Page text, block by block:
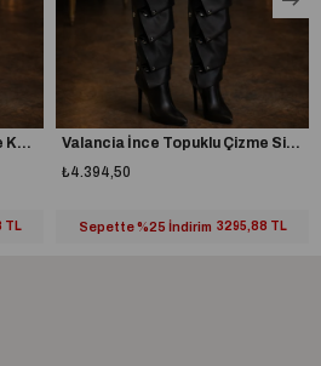
numaraya sahipseniz bir numara büyük
Valancia İnce Topuklu Çizme Kahverengi
TL
Valancia İnce Topuklu Çizme Siyah
₺4.394,50
Sepette %25 İndirim 3295,88 TL